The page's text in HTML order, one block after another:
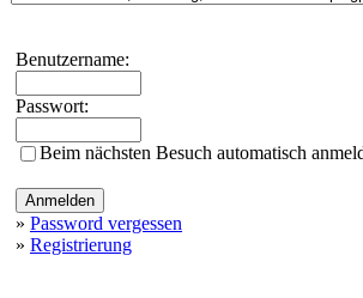
Benutzername:
Passwort:
Beim nächsten Besuch automatisch
» Password vergessen
» Registrierung